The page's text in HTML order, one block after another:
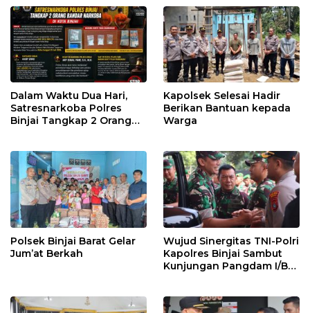
Dalam Waktu Dua Hari,
Satresnarkoba Polres
Binjai Tangkap 2 Orang
Kapolsek Selesai Hadir
Berikan Bantuan kepada
Warga
Polsek Binjai Barat Gelar
Jum’at Berkah
Wujud Sinergitas TNI-Polri
Kapolres Binjai Sambut
Kunjungan Pangdam I/BB